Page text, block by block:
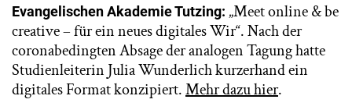
Evangelischen Akademie Tutzing: „Meet online & be
creative – für ein neues digitales Wir“. Nach der
coronabedingten Absage der analogen Tagung hatte
Studienleiterin Julia Wunderlich kurzerhand ein
digitales Format konzipiert.Mehr dazu hier.